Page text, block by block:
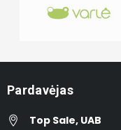
Pardavėjas
Top Sale, UAB